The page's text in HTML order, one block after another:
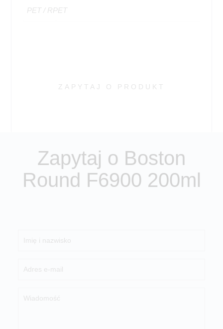
PET / RPET
ZAPYTAJ O PRODUKT
Zapytaj o Boston
Round F6900 200ml